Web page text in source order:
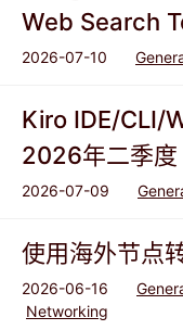
Web Search
2026-07-10
Kiro IDE/CLI/
2026年二季度
2026-07-09
使用海外节点
2026-06-16
Networking